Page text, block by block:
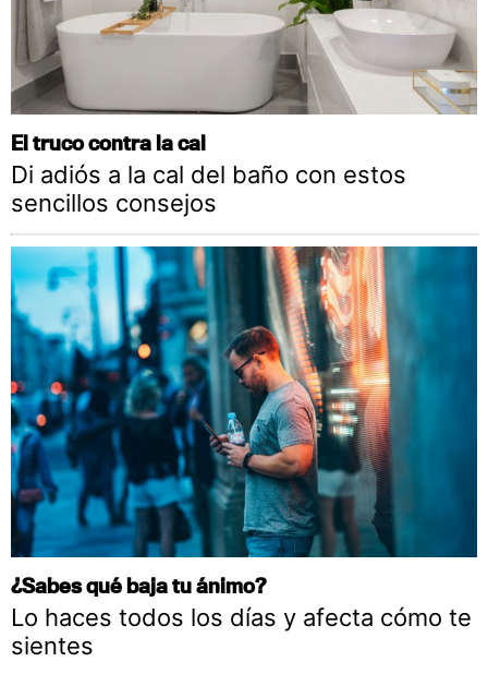
El truco contra la cal
Di adiós a la cal del baño con estos
sencillos consejos
¿Sabes qué baja tu ánimo?
Lo haces todos los días y afecta cómo te
sientes